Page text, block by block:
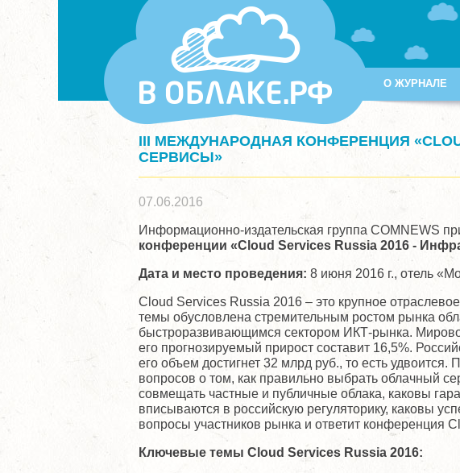
О ЖУРНАЛЕ
III МЕЖДУНАРОДНАЯ КОНФЕРЕНЦИЯ
СЕРВИСЫ»
07.06.2016
Информационно-издательская группа COMNEWS
конференции «Cloud Services Russia 2016 -
Дата и место проведения: 8 июня 2016 г., отель
Cloud Services Russia 2016 – это крупное
темы обусловлена стремительным ростом рынка
быстроразвивающимся сектором ИКТ-рынка.
его прогнозируемый прирост составит 16,5%.
его объем достигнет 32 млрд руб., то есть
вопросов о том, как правильно выбрать облачный
совмещать частные и публичные облака, каковы
вписываются в российскую регуляторику, каковы
вопросы участников рынка и ответит конференция
Ключевые темы Cloud Services Russia 2016: